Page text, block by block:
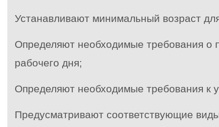
Устанавливают минимальный возраст
Определяют необходимые требования о
рабочего дня;
Определяют необходимые требования к
Предусматривают соответствующие